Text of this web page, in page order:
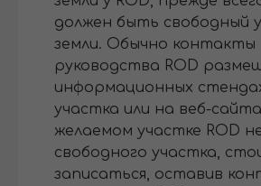
должен быть свободный
земли. Обычно контакты
руководства ROD
информационных
участка или на веб-
желаемом участке ROD
свободного участка,
записаться, оставив